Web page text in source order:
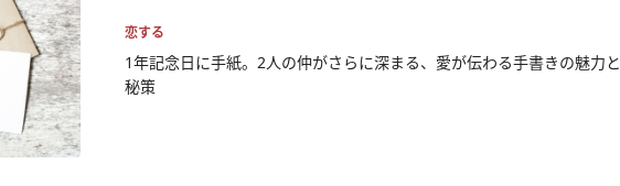
恋する
1年記念日に手紙。2人の仲がさらに深まる、愛が伝わる手書きの魅力と
秘策